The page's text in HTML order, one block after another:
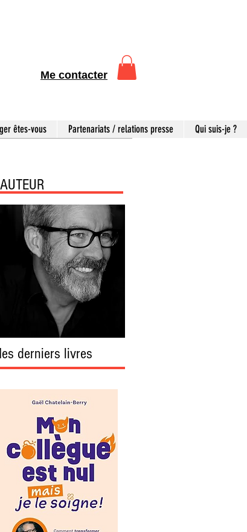
Me contacter
êtes-vous Partenariats / relations presse Qui suis-je ?
derniers livres